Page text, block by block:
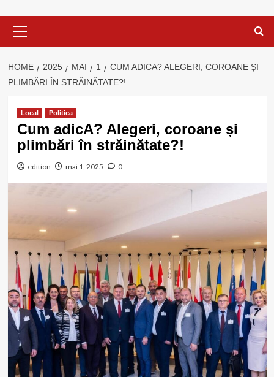
Menu
HOME 2025 MAI 1
CUM ADICA? ALEGERI, COROANE ȘI
PLIMBĂRI ÎN STRĂINĂTATE?!
Local Politica
Cum adicA? Alegeri, coroane și
plimbări în străinătate?!
edition mai 1, 2025 0